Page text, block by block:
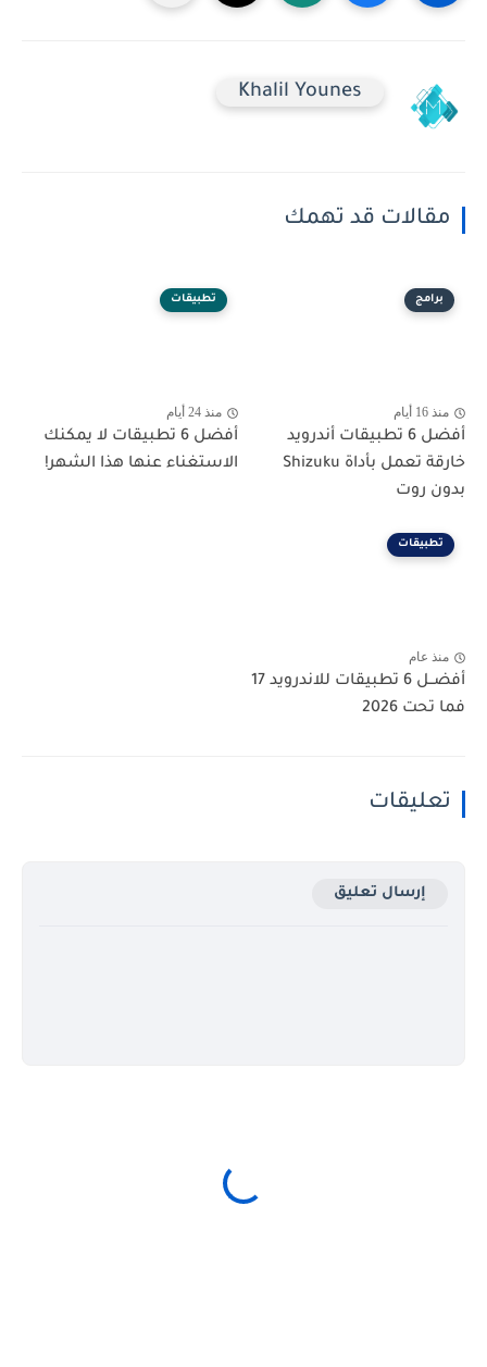
Khalil Younes
مقالات قد تهمك
برامج
منذ 16 أيام
أفضل 6 تطبيقات أندرويد
خارقة تعمل بأداة Shizuku
بدون روت
تطبيقات
منذ 24 أيام
أفضل 6 تطبيقات لا يمكنك
الاستغناء عنها هذا الشهر!
تطبيقات
منذ عام
أفضــل 6 تطبيقات للاندرويد 17
فما تحت 2026
تعليقات
إرسال تعليق